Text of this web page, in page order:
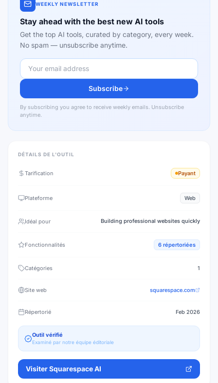
WEEKLY NEWSLETTER
Stay ahead with the best new AI tools
Get the top AI tools, curated by category, every week.
No spam — unsubscribe anytime.
Subscribe
By subscribing you agree to receive weekly emails. Unsubscribe
anytime.
DÉTAILS DE L'OUTIL
Tarification Payant
Plateforme Web
Idéal pour Building professional websites quickly
Fonctionnalités 6 répertoriées
Catégories 1
Site web squarespace.com
Répertorié Feb 2026
Outil vérifié
Examiné par notre équipe éditoriale
VisiterSquarespace AI